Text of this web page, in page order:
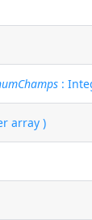
:
array )